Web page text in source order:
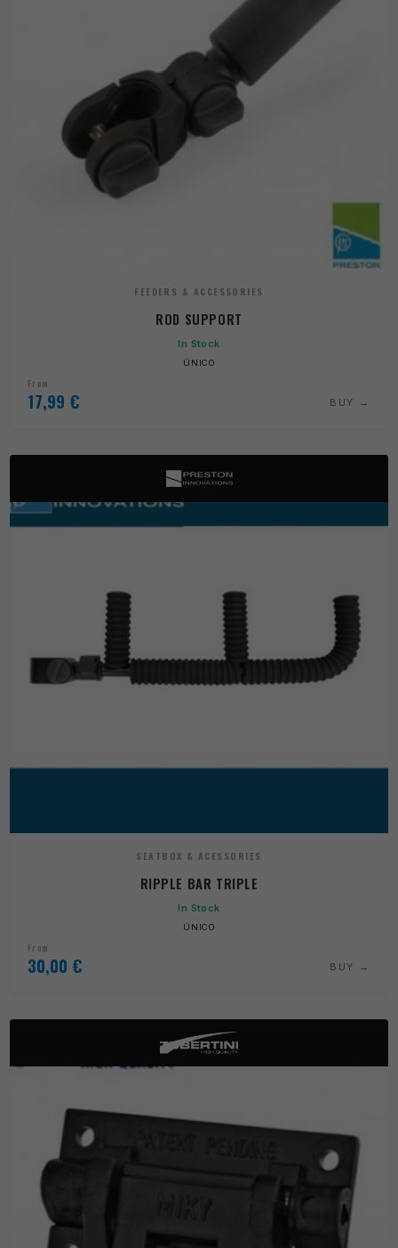
FEEDERS & ACCESSORIES
ROD SUPPORT
In Stock
ÚNICO
From
17,99 € BUY
SEATBOX & ACESSORIES
RIPPLE BAR TRIPLE
In Stock
ÚNICO
From
30,00 € BUY